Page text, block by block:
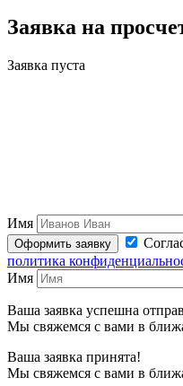
Заявка на
Заявка пуста
Имя
политика
Имя
Ваша заявка успешна
Мы свяжемся с вами в
Ваша заявка принята!
Мы свяжемся с вами в